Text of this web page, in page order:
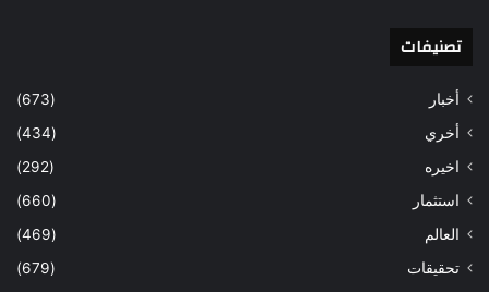
تصنيفات
أخبار
(673)
أخري
(434)
اخيره
(292)
استثمار
(660)
العالم
(469)
تحقيقات
(679)